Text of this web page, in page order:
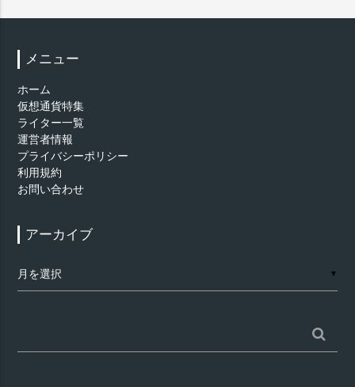
メニュー
ホーム
仮想通貨特集
ライター一覧
運営者情報
プライバシーポリシー
利用規約
お問い合わせ
アーカイブ
ー
▼
索: